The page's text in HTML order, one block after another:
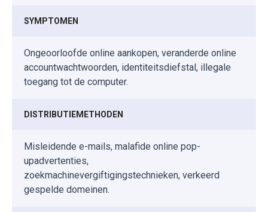
SYMPTOMEN
Ongeoorloofde online aankopen, veranderde online
accountwachtwoorden, identiteitsdiefstal, illegale
toegang tot de computer.
DISTRIBUTIEMETHODEN
Misleidende e-mails, malafide online pop-
upadvertenties,
zoekmachinevergiftigingstechnieken, verkeerd
gespelde domeinen.